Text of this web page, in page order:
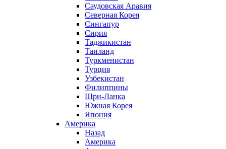
Саудовская Аравия
Северная Корея
Сингапур
Сирия
Таджикистан
Таиланд
Туркменистан
Турция
Узбекистан
Филиппины
Шри-Ланка
Южная Корея
Япония
Америка
Назад
Америка